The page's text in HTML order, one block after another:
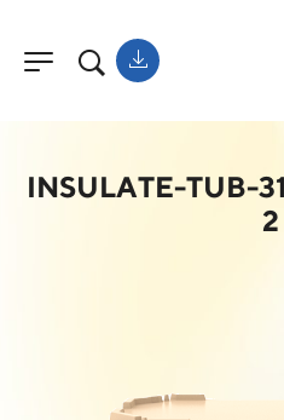
INSULATE-TUB-
2